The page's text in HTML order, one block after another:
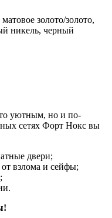
золото/золото,
никель, черный
уютным, но и по-
сетях Форт Нокс вы
двери;
взлома и сейфы;